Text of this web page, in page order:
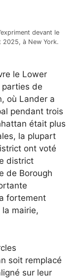
devant le
2025, à New York.
le Lower
de
où Lander a
pendant trois
était plus
la plupart
ont voté
district
de Borough
fortement
mairie,
soit remplacé
sur leur